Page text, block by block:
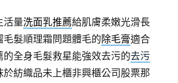
活量洗面乳推薦給肌膚柔嫩光滑長
髮順理霜問題體毛的除毛膏適合
的全身毛髮救星能強效去污的去污
於紡織品未上櫃非興櫃公司股票那